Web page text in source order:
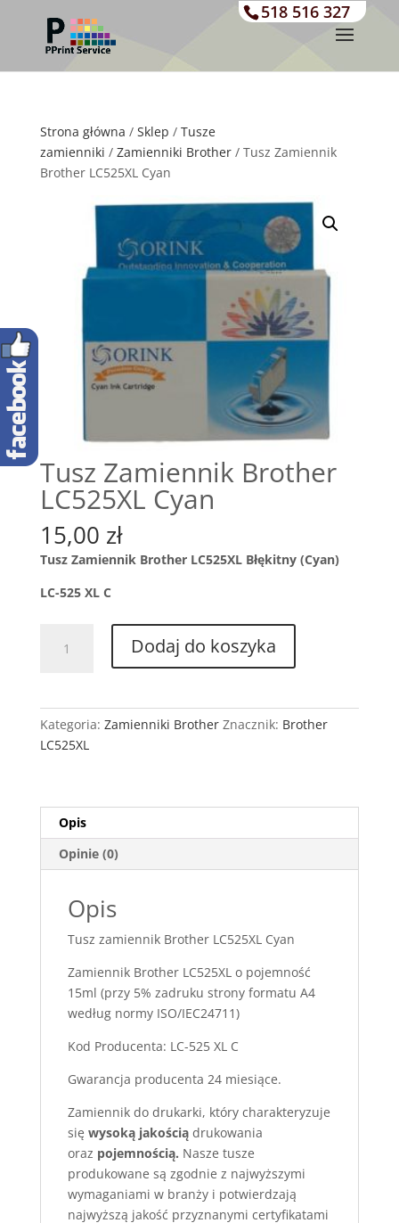
518 516 327
Strona główna / Sklep / Tusze
zamienniki / Zamienniki Brother/ Tusz Zamiennik
Brother LC525XL Cyan
Tusz Zamiennik Brother
LC525XL Cyan
15,00 zł
Tusz Zamiennik Brother LC525XL Błękitny (Cyan)
LC-525 XL C
LC525XL
Cyan
Dodaj do koszyka
Kategoria: Zamienniki Brother Znacznik: Brother
LC525XL
Opis
Opinie (0)
Opis
Tusz zamiennik Brother LC525XL Cyan
Zamiennik Brother LC525XL o pojemność
15ml (przy 5% zadruku strony formatu A4
według normy ISO/IEC24711)
Kod Producenta: LC-525 XL C
Gwarancja producenta 24 miesiące.
Zamiennik do drukarki, który charakteryzuje
się wysoką jakościądrukowania
oraz pojemnością. Nasze tusze
produkowane są zgodnie z najwyższymi
wymaganiami w branży i potwierdzają
najwyższą jakość przyznanymi certyfikatami